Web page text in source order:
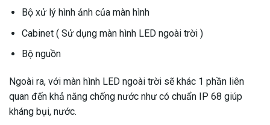
Bộ xử lý hình ảnh của màn hình
Cabinet ( Sử dụng màn hình LED ngoài trời )
Bộ nguồn
Ngoài ra, với màn hình LED ngoài trời sẽ khác 1 phần liên
quan đến khả năng chống nước như có chuẩn IP 68 giúp
kháng bụi, nước.